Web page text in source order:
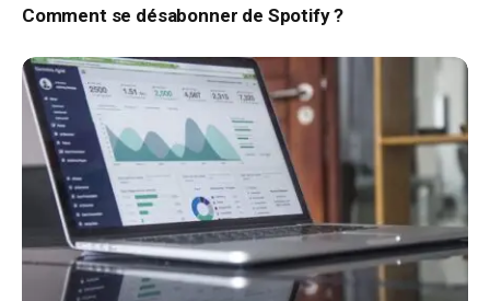
Comment se désabonner de Spotify ?